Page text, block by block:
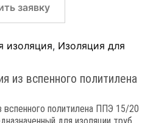
заявку
изоляция, Изоляция для
из вспенного политилена
вспенного политилена ППЭ 15/20